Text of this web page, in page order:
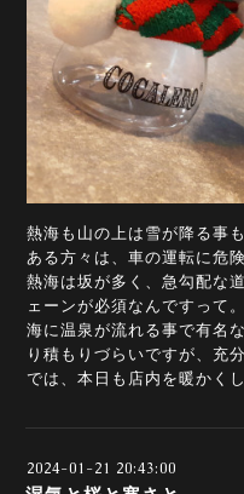
熱海も山の上は雪が降る事
ある方々は、車の運転に危
熱海は坂が多く、急勾配な
ェーンが必須なんですって。
海に温泉が流れる事で有名
り積もりづらいですが、充
では、本日も店内を暖かく
2024-01-21 20:43:00